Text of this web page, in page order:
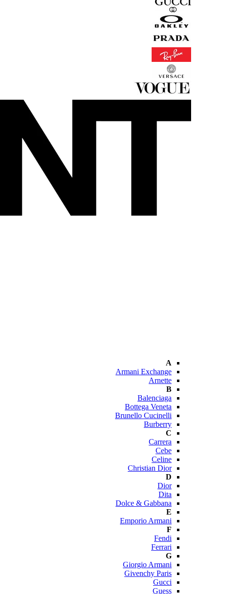
A
Armani Exchange
Arnette
B
Balenciaga
Bottega Veneta
Brunello Cucinelli
Burberry
C
Carrera
Cebe
Celine
Christian Dior
D
Dior
Dita
Dolce & Gabbana
E
Emporio Armani
F
Fendi
Ferrari
G
Giorgio Armani
Givenchy Paris
Gucci
Guess